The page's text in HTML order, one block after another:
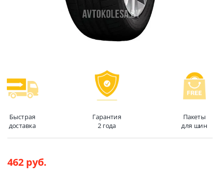
Быстрая
доставка
Гарантия
2 года
Пакеты
для шин
462 руб.